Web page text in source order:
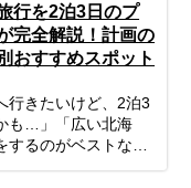
道旅行は最高の体
事では、子連れファ
思いっきり楽しむた
基本から、子供が絶
ト＆アクティビテ
そしてあると便利
パパママ目線で徹
行を2泊3日のプ
完全解説！計画の
おすすめスポット
行きたいけど、2泊3
も…」「広い北海
するのがベストな